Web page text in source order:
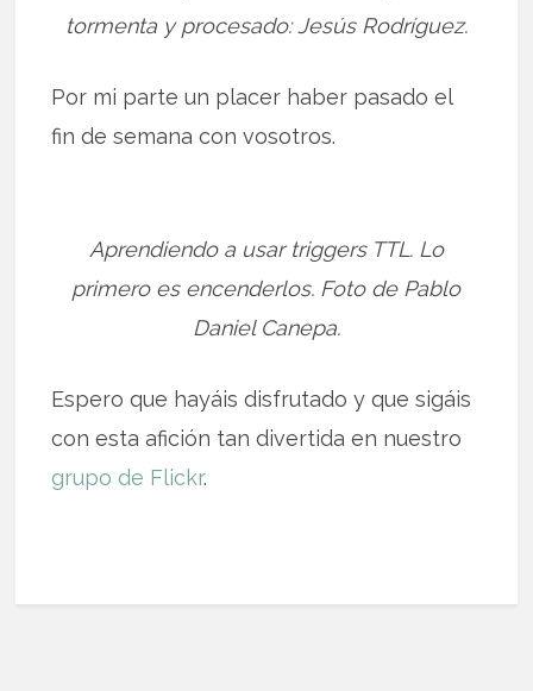
tormenta y procesado: Jesús Rodríguez.
Por mi parte un placer haber pasado el
fin de semana con vosotros.
Aprendiendo a usar triggers TTL. Lo
primero es encenderlos. Foto de Pablo
Daniel Canepa.
Espero que hayáis disfrutado y que sigáis
con esta afición tan divertida en nuestro
grupo de Flickr.